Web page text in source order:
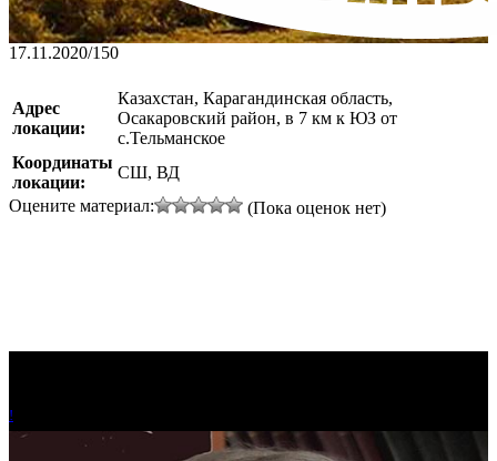
17.11.2020/150
Адрес
локации:
Казахстан, Карагандинская область,
Осакаровский район, в 7 км к ЮЗ от
с.Тельманское
Координаты
локации:
СШ, ВД
Оцените материал:
(Пока оценок нет)
!